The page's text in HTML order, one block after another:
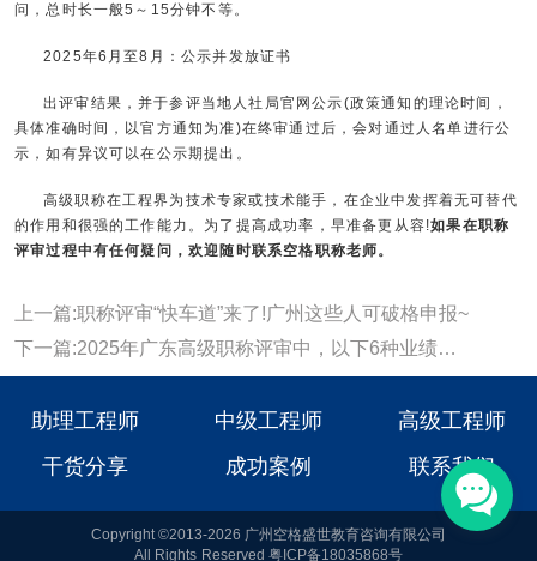
问，总时长一般5～15分钟不等。
2025年6月至8月：公示并发放证书
出评审结果，并于参评当地人社局官网公示(政策通知的理论时间，
具体准确时间，以官方通知为准)在终审通过后，会对通过人名单进行公
示，如有异议可以在公示期提出。
高级职称在工程界为技术专家或技术能手，在企业中发挥着无可替代
的作用和很强的工作能力。为了提高成功率，早准备更从容!如果在职称
评审过程中有任何疑问，欢迎随时联系空格职称老师。
上一篇:职称评审“快车道”来了!广州这些人可破格申报~
下一篇:2025年广东高级职称评审中，以下6种业绩材料别提交!
助理工程师 中级工程师
高级工程师
干货分享
成功案例 联系我们
Copyright ©2013-2026 广州空格盛世教育咨询有限公司
All Rights Reserved 粤ICP备18035868号